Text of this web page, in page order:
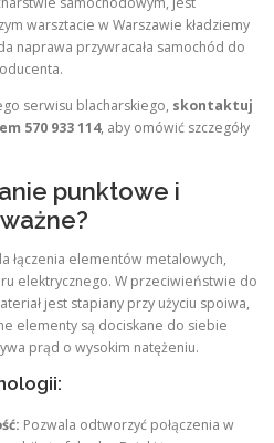
warsztacie w Warszawie kładziemy
naprawa przywracała samochód do
serwisu blacharskiego, skontaktuj
570 933 114, aby omówić szczegóły
punktowe i
łączenia elementów metalowych,
elektrycznego. W przeciwieństwie do
jest stapiany przy użyciu spoiwa,
elementy są dociskane do siebie
prąd o wysokim natężeniu.
Pozwala odtworzyć połączenia w